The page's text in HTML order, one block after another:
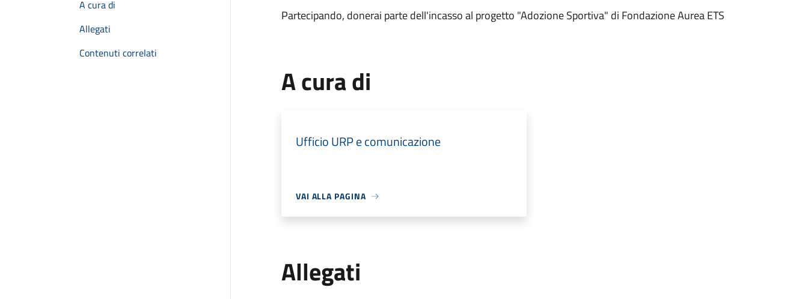
A cura di
Allegati
Contenuti correlati
Partecipando, donerai parte dell'incasso al progetto "Adozione Sportiva" di Fondazione Aurea ETS
A cura di
Ufficio URP e comunicazione
VAI ALLA PAGINA
Allegati